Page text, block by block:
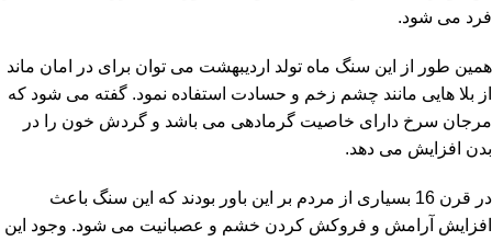
فرد می شود.
همین طور از این سنگ ماه تولد اردیبهشت می توان برای در امان ماند
از بلا هایی مانند چشم زخم و حسادت استفاده نمود. گفته می شود که
مرجان سرخ دارای خاصیت گرمادهی می باشد و گردش خون را در
بدن افزایش می دهد.
در قرن 16 بسیاری از مردم بر این باور بودند که این سنگ باعث
افزایش آرامش و فروکش کردن خشم و عصبانیت می شود. وجود این